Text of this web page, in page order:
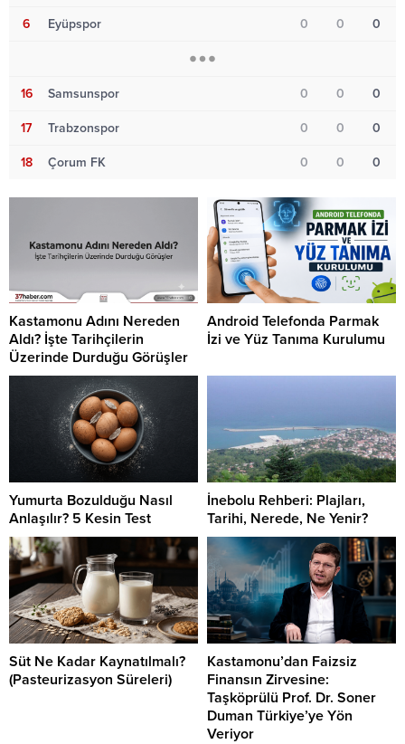
6 Eyüpspor 0 0 0
16 Samsunspor 0 0 0
17 Trabzonspor 0 0 0
18 Çorum FK 0 0 0
Kastamonu Adını Nereden
Aldı? İşte Tarihçilerin
Üzerinde Durduğu Görüşler
Android Telefonda Parmak
İzi ve Yüz Tanıma Kurulumu
Yumurta Bozulduğu Nasıl
Anlaşılır? 5 Kesin Test
İnebolu Rehberi: Plajları,
Tarihi, Nerede, Ne Yenir?
Süt Ne Kadar Kaynatılmalı?
(Pasteurizasyon Süreleri)
Kastamonu’dan Faizsiz
Finansın Zirvesine:
Taşköprülü Prof. Dr. Soner
Duman Türkiye’ye Yön
Veriyor